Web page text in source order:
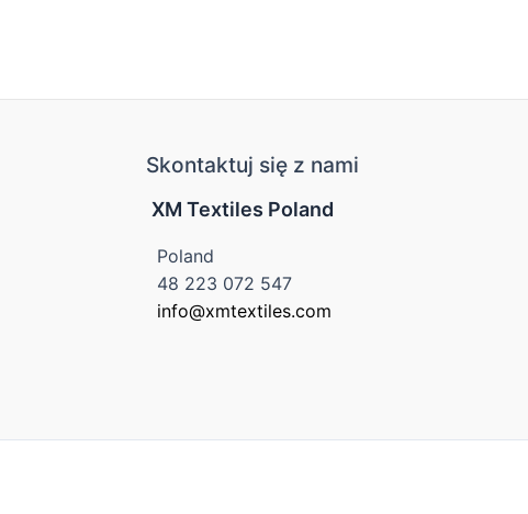
Skontaktuj się z nami
XM Textiles Poland
Poland
48 223 072 547
info@xmtextiles.com